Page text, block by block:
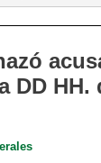
DD HH.